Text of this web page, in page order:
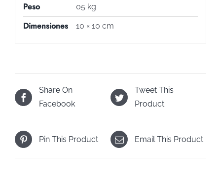
Peso 05 kg
Dimensiones 10 × 10 cm
Share On
Facebook
Tweet This
Product
Pin This Product Email This Product